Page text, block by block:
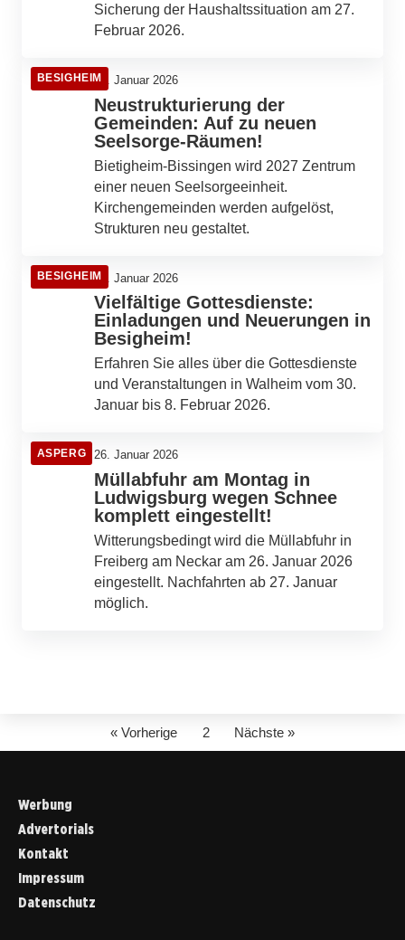
Sicherung der Haushaltssituation am 27.
Februar 2026.
BESIGHEIM31. Januar 2026
Neustrukturierung der
Gemeinden: Auf zu neuen
Seelsorge-Räumen!
Bietigheim-Bissingen wird 2027 Zentrum
einer neuen Seelsorgeeinheit.
Kirchengemeinden werden aufgelöst,
Strukturen neu gestaltet.
BESIGHEIM27. Januar 2026
Vielfältige Gottesdienste:
Einladungen und Neuerungen in
Besigheim!
Erfahren Sie alles über die Gottesdienste
und Veranstaltungen in Walheim vom 30.
Januar bis 8. Februar 2026.
ASPERG 26. Januar 2026
Müllabfuhr am Montag in
Ludwigsburg wegen Schnee
komplett eingestellt!
Witterungsbedingt wird die Müllabfuhr in
Freiberg am Neckar am 26. Januar 2026
eingestellt. Nachfahrten ab 27. Januar
möglich.
« Vorherige 2 Nächste »
Werbung
Advertorials
Kontakt
Impressum
Datenschutz